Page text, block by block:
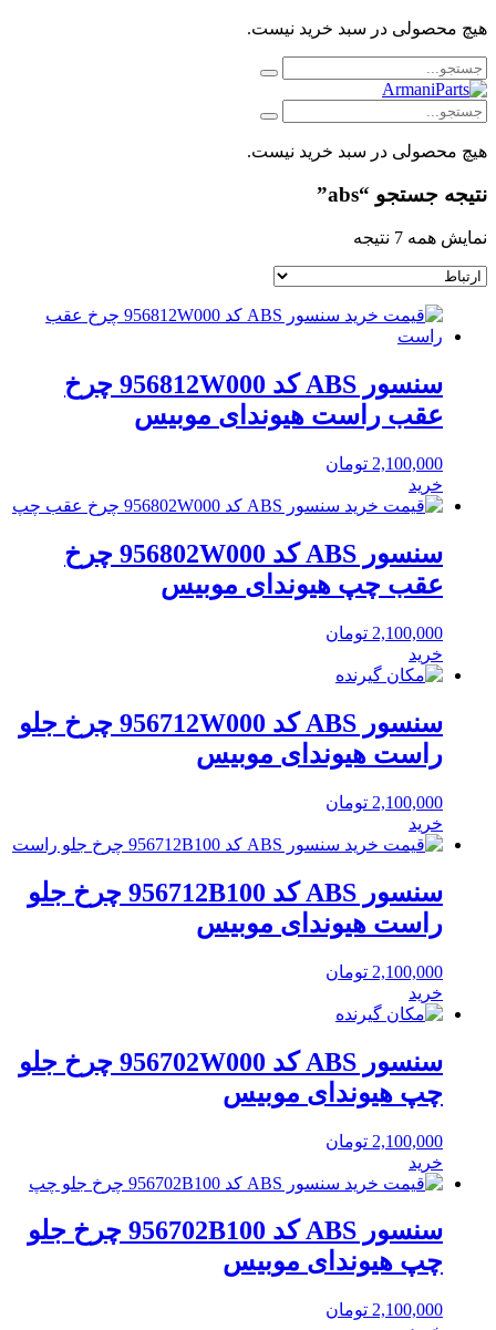
هیچ محصولی در سبد خرید نیست.
هیچ محصولی در سبد خرید نیست.
نتیجه جستجو “abs”
نمایش همه 7 نتیجه
سنسور ABS کد 956812W000 چرخ
عقب راست هیوندای موبیس
2,100,000 تومان
خرید
سنسور ABS کد 956802W000 چرخ
عقب چپ هیوندای موبیس
2,100,000 تومان
خرید
سنسور ABS کد 956712W000 چرخ جلو
راست هیوندای موبیس
2,100,000 تومان
خرید
سنسور ABS کد 956712B100 چرخ جلو
راست هیوندای موبیس
2,100,000 تومان
خرید
سنسور ABS کد 956702W000 چرخ جلو
چپ هیوندای موبیس
2,100,000 تومان
خرید
سنسور ABS کد 956702B100 چرخ جلو
چپ هیوندای موبیس
2,100,000 تومان